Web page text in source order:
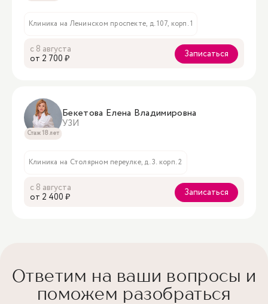
Клиника на Ленинском проспекте, д. 107, корп. 1
с 8 августа
oт 2 700 ₽
Записаться
Стаж 18 лет
Бекетова Елена Владимировна
УЗИ
Клиника на Столярном переулке, д. 3. корп. 2
с 8 августа
oт 2 400 ₽
Записаться
Ответим на ваши вопросы и
поможем разобраться